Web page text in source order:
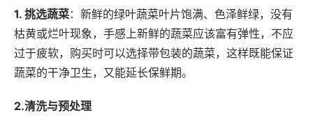
1. 挑选蔬菜：新鲜的绿叶蔬菜叶片饱满、色泽鲜绿，没有
枯黄或烂叶现象，手感上新鲜的蔬菜应该富有弹性，不应
过于疲软，购买时可以选择带包装的蔬菜，这样既能保证
蔬菜的干净卫生，又能延长保鲜期。
2.清洗与预处理